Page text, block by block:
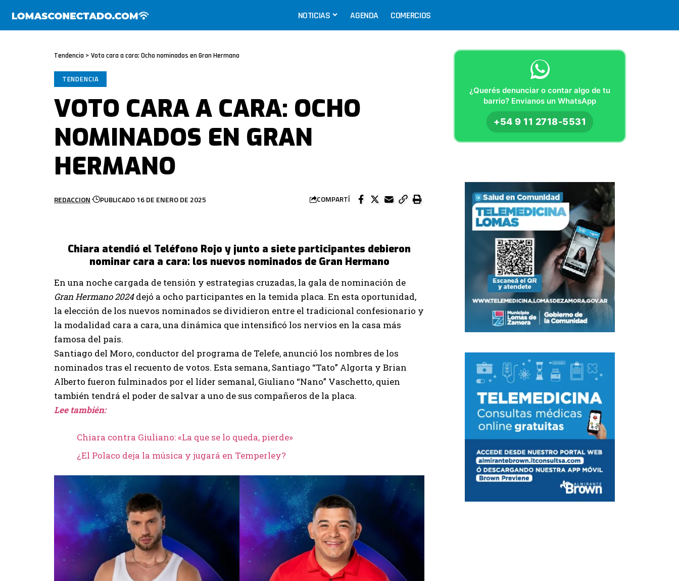
NOTICIAS AGENDA COMERCIOS
Tendencia > Voto cara a cara: Ocho nominados en Gran Hermano
TENDENCIA
VOTO CARA A CARA: OCHO
NOMINADOS EN GRAN
HERMANO
REDACCION PUBLICADO 16 DE ENERO DE 2025 COMPARTÍ
Chiara atendió el Teléfono Rojo y junto a siete participantes debieron
nominar cara a cara: los nuevos nominados de Gran Hermano
En una noche cargada de tensión y estrategias cruzadas, la gala de nominación de
Gran Hermano 2024dejó a ocho participantes en la temida placa. En esta oportunidad,
la elección de los nuevos nominados se dividieron entre el tradicional confesionario y
la modalidad cara a cara, una dinámica que intensificó los nervios en la casa más
famosa del país.
Santiago del Moro, conductor del programa de Telefe, anunció los nombres de los
nominados tras el recuento de votos. Esta semana, Santiago “Tato” Algorta y Brian
Alberto fueron fulminados por el líder semanal, Giuliano “Nano” Vaschetto, quien
también tendrá el poder de salvar a uno de sus compañeros de la placa.
Lee también:
Chiara contra Giuliano: «La que se lo queda, pierde»
¿El Polaco deja la música y jugará en Temperley?
¿Querés denunciar o contar algo de tu
barrio? Envianos un WhatsApp
+54 9 11 2718-5531